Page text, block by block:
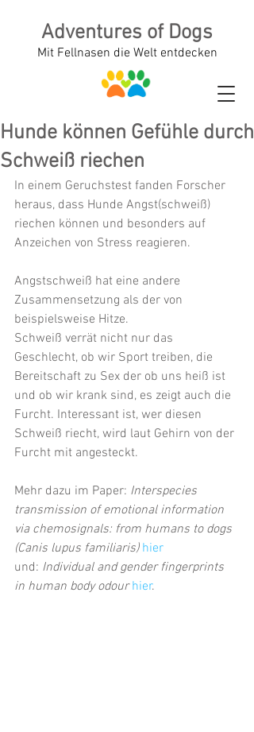
Adventures of Dogs
Mit Fellnasen die Welt entdecken
Hunde können Gefühle durch
Schweiß riechen
In einem Geruchstest fanden Forscher
heraus, dass Hunde Angst(schweiß)
riechen können und besonders auf
Anzeichen von Stress reagieren.
Angstschweiß hat eine andere
Zusammensetzung als der von
beispielsweise Hitze.
Schweiß verrät nicht nur das
Geschlecht, ob wir Sport treiben, die
Bereitschaft zu Sex der ob uns heiß ist
und ob wir krank sind, es zeigt auch die
Furcht. Interessant ist, wer diesen
Schweiß riecht, wird laut Gehirn von der
Furcht mit angesteckt.
Mehr dazu im Paper: Interspecies
transmission of emotional information
via chemosignals: from humans to dogs
(Canis lupus familiaris) hier
und: Individual and gender fingerprints
in human body odour hier.